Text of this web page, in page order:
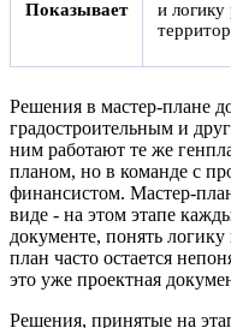
Показывает
и логику
Решения в мастер-плане
градостроительным и
ним работают те же
планом, но в команде с
финансистом. Мастер-
виде - на этом этапе
документе, понять
план часто остается
это уже проектная
Решения, принятые на